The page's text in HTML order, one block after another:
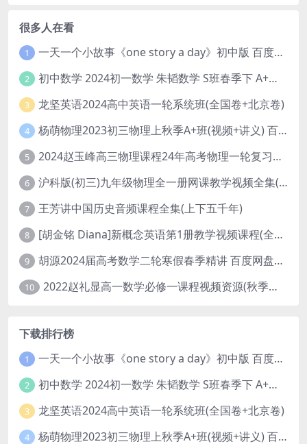
很多人在看
1 一天一个小故事《one story a day》初中版 百度网盘分享下载
2 初中数学 2024初一数学 朱韬数学 S班春季下 A+班春季下 百度云网盘
3 龙坚英语2024高中英语一轮系统班(全国卷+北京卷)
4 杨萌物理2023初三物理上秋季A+班(视频+讲义) 百度网盘分享
5 2024赵玉峰高三物理课程24年高考物理一轮复习网课教程
6 沪科版(初三)九年级物理全一册网课教学视频全集(录播版 杜春雨 66讲)
7 王芳讲中国历史音频课程全集(上下五千年)
8 [胡金铭 Diana]新概念英语第1册教学视频课程(全集 百度网盘下载)
9 胡源2024届高考数学二轮寒假春季精讲 百度网盘分享
10 2022赵礼显高一数学必修一课程视频资源(秋季班 含讲义)百度网盘云
下载排行榜
1 一天一个小故事《one story a day》初中版 百度网盘分享下载
2 初中数学 2024初一数学 朱韬数学 S班春季下 A+班春季下 百度云网盘
3 龙坚英语2024高中英语一轮系统班(全国卷+北京卷)
4 杨萌物理2023初三物理上秋季A+班(视频+讲义) 百度网盘分享